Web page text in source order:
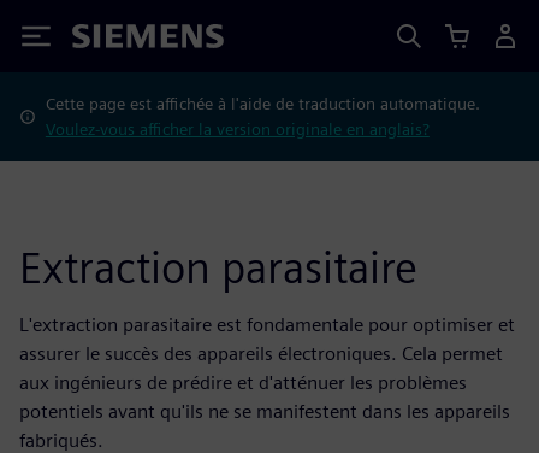
Siemens
Cette page est affichée à l'aide de traduction automatique.
Voulez-vous afficher la version originale en anglais?
Extraction parasitaire
L'extraction parasitaire est fondamentale pour optimiser et
assurer le succès des appareils électroniques. Cela permet
aux ingénieurs de prédire et d'atténuer les problèmes
potentiels avant qu'ils ne se manifestent dans les appareils
fabriqués.